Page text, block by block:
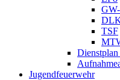
TSF
Jugendfeuerwehr